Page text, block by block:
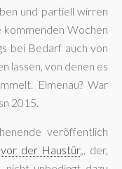
und partiell wirren
kommenden Wochen
bei Bedarf auch von
lassen, von denen es
Elmenau? War
2015.
veröffentlich
der Haustür„, der,